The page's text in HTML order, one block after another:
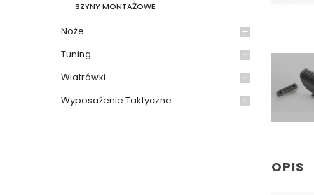
SZYNY MONTAŻOWE
Noże
Tuning
Wiatrówki
Wyposażenie Taktyczne
OPIS